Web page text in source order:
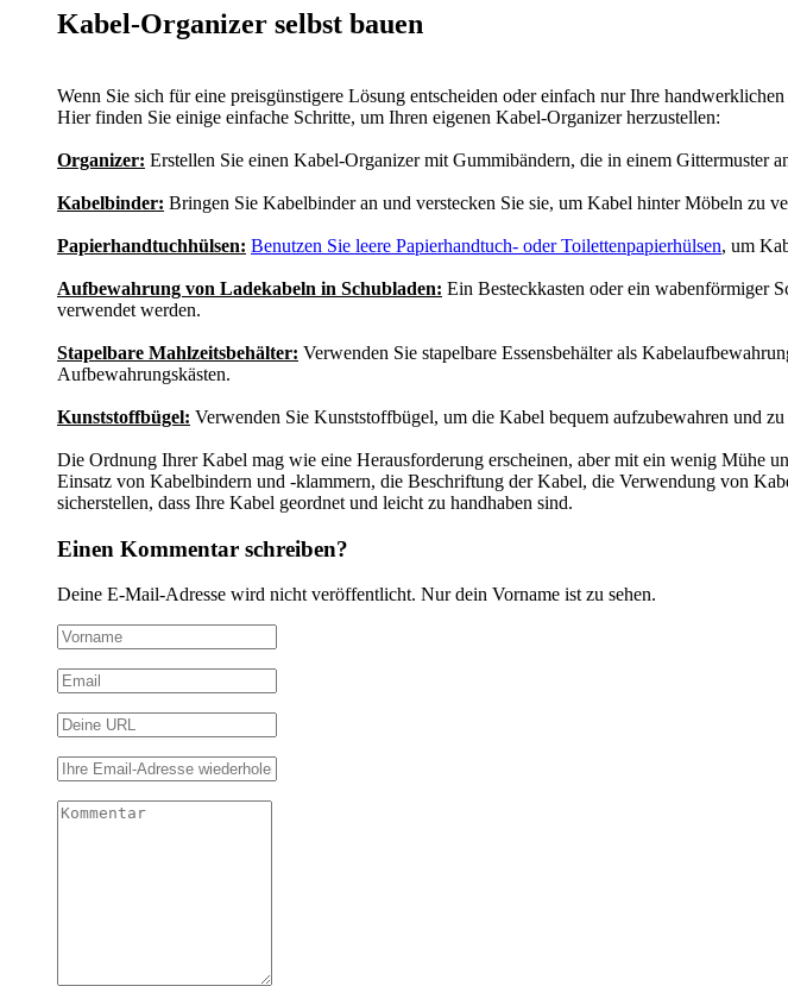
Kabel-Organizer selbst bauen
Wenn Sie sich für eine preisgünstigere Lösung entscheiden oder einfach nur Ihre
Hier finden Sie einige einfache Schritte, um Ihren eigenen Kabel-Organizer herzustellen:
Organizer: Erstellen Sie einen Kabel-Organizer mit Gummibändern, die in einem Gittermuster
Kabelbinder: Bringen Sie Kabelbinder an und verstecken Sie sie, um Kabel hinter Möbeln zu
Papierhandtuchhülsen: Benutzen Sie leere Papierhandtuch- oder Toilettenpapierhülsen, um
Aufbewahrung von Ladekabeln in Schubladen: Ein Besteckkasten oder ein wabenförmiger
verwendet werden.
Stapelbare Mahlzeitsbehälter: Verwenden Sie stapelbare Essensbehälter als
Aufbewahrungskästen.
Kunststoffbügel: Verwenden Sie Kunststoffbügel, um die Kabel bequem aufzubewahren und zu
Die Ordnung Ihrer Kabel mag wie eine Herausforderung erscheinen, aber mit ein wenig Mühe
Einsatz von Kabelbindern und -klammern, die Beschriftung der Kabel, die Verwendung von
sicherstellen, dass Ihre Kabel geordnet und leicht zu handhaben sind.
Einen Kommentar schreiben?
Deine E-Mail-Adresse wird nicht veröffentlicht. Nur dein Vorname ist zu sehen.